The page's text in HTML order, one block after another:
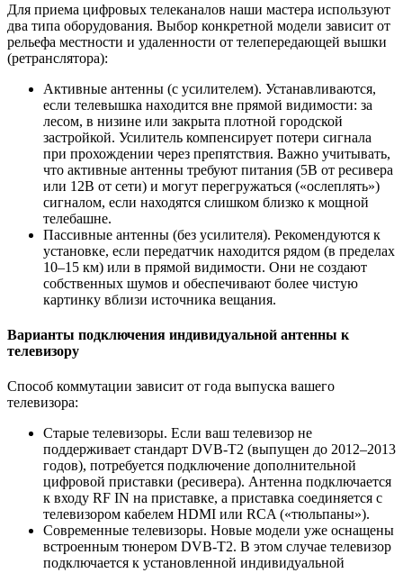
Для приема цифровых телеканалов наши мастера используют
два типа оборудования. Выбор конкретной модели зависит от
рельефа местности и удаленности от телепередающей вышки
(ретранслятора):
Активные антенны (с усилителем). Устанавливаются,
если телевышка находится вне прямой видимости: за
лесом, в низине или закрыта плотной городской
застройкой. Усилитель компенсирует потери сигнала
при прохождении через препятствия. Важно учитывать,
что активные антенны требуют питания (5В от ресивера
или 12В от сети) и могут перегружаться («ослеплять»)
сигналом, если находятся слишком близко к мощной
телебашне.
Пассивные антенны (без усилителя). Рекомендуются к
установке, если передатчик находится рядом (в пределах
10–15 км) или в прямой видимости. Они не создают
собственных шумов и обеспечивают более чистую
картинку вблизи источника вещания.
Варианты подключения индивидуальной антенны к
телевизору
Способ коммутации зависит от года выпуска вашего
телевизора:
Старые телевизоры. Если ваш телевизор не
поддерживает стандарт DVB-T2 (выпущен до 2012–2013
годов), потребуется подключение дополнительной
цифровой приставки (ресивера). Антенна подключается
к входу RF IN на приставке, а приставка соединяется с
телевизором кабелем HDMI или RCA («тюльпаны»).
Современные телевизоры. Новые модели уже оснащены
встроенным тюнером DVB-T2. В этом случае телевизор
подключается к установленной индивидуальной